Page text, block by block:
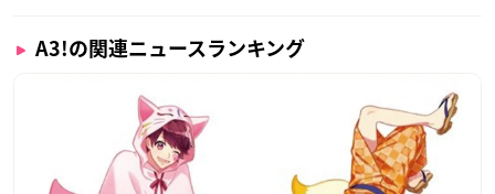
A3!の関連ニュースランキング